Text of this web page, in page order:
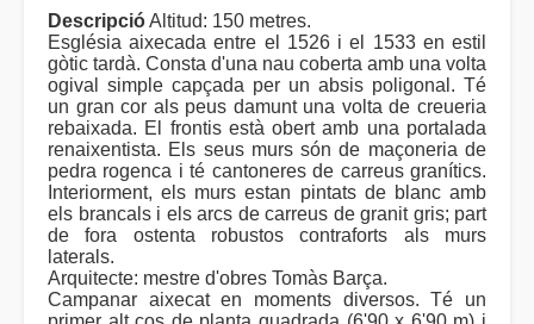
DescripcióAltitud: 150 metres.
Església aixecada entre el 1526 i el 1533 en estil
gòtic tardà. Consta d'una nau coberta amb una volta
ogival simple capçada per un absis poligonal. Té
un gran cor als peus damunt una volta de creueria
rebaixada. El frontis està obert amb una portalada
renaixentista. Els seus murs són de maçoneria de
pedra rogenca i té cantoneres de carreus granítics.
Interiorment, els murs estan pintats de blanc amb
els brancals i els arcs de carreus de granit gris; part
de fora ostenta robustos contraforts als murs
laterals.
Arquitecte: mestre d'obres Tomàs Barça.
Campanar aixecat en moments diversos. Té un